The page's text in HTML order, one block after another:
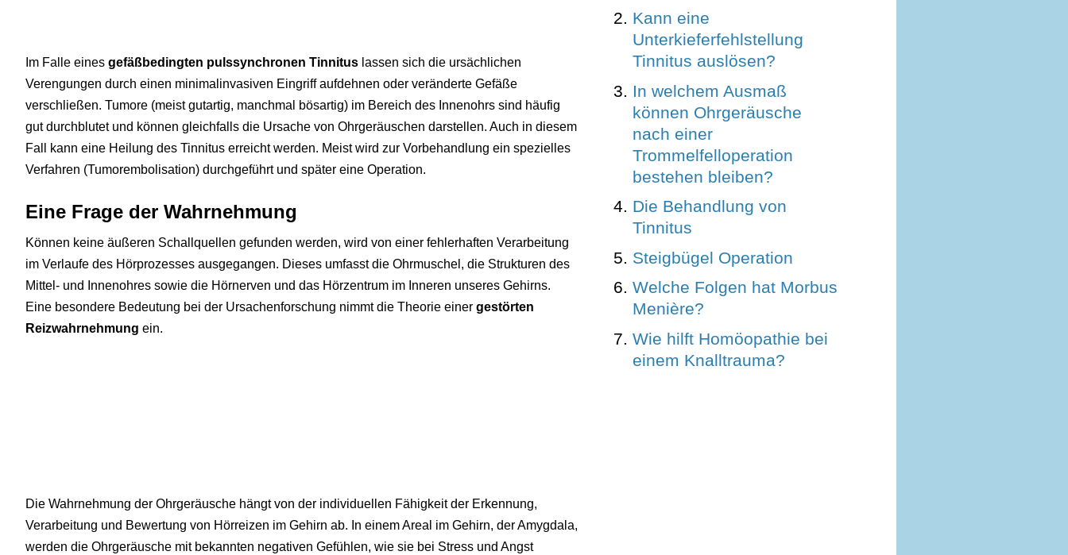
Im Falle eines gefäßbedingten pulssynchronen Tinnitus lassen sich die ursächlichen
Verengungen durch einen minimalinvasiven Eingriff aufdehnen oder veränderte Gefäße
verschließen. Tumore (meist gutartig, manchmal bösartig) im Bereich des Innenohrs sind häufig
gut durchblutet und können gleichfalls die Ursache von Ohrgeräuschen darstellen. Auch in diesem
Fall kann eine Heilung des Tinnitus erreicht werden. Meist wird zur Vorbehandlung ein spezielles
Verfahren (Tumorembolisation) durchgeführt und später eine Operation.
Eine Frage der Wahrnehmung
Können keine äußeren Schallquellen gefunden werden, wird von einer fehlerhaften Verarbeitung
im Verlaufe des Hörprozesses ausgegangen. Dieses umfasst die Ohrmuschel, die Strukturen des
Mittel- und Innenohres sowie die Hörnerven und das Hörzentrum im Inneren unseres Gehirns.
Eine besondere Bedeutung bei der Ursachenforschung nimmt die Theorie einer gestörten
Reizwahrnehmung ein.
Die Wahrnehmung der Ohrgeräusche hängt von der individuellen Fähigkeit der Erkennung,
Verarbeitung und Bewertung von Hörreizen im Gehirn ab. In einem Areal im Gehirn, der Amygdala,
werden die Ohrgeräusche mit bekannten negativen Gefühlen, wie sie bei Stress und Angst
Kann eine
Unterkieferfehlstellung
Tinnitus auslösen?
In welchem Ausmaß
können Ohrgeräusche
nach einer
Trommelfelloperation
bestehen bleiben?
Die Behandlung von
Tinnitus
Steigbügel Operation
Welche Folgen hat Morbus
Menière?
Wie hilft Homöopathie bei
einem Knalltrauma?